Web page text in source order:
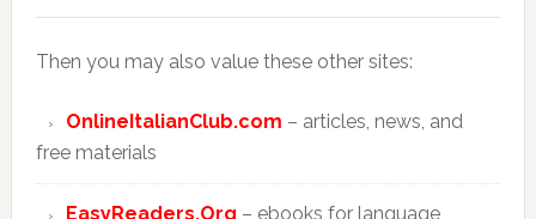
Then you may also value these other sites:
OnlineItalianClub.com – articles, news, and
free materials
EasyReaders.Org – ebooks for language